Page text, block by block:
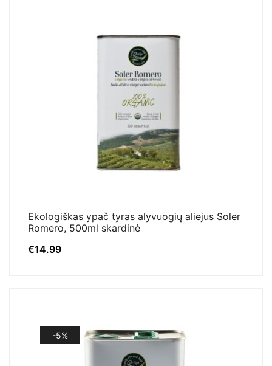
Ekologiškas ypač tyras alyvuogių aliejus Soler
Romero, 500ml skardinė
€14.99
-5%